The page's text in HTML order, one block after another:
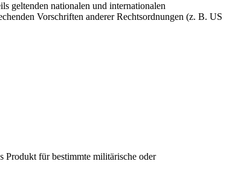
geltenden nationalen und internationalen
Vorschriften anderer Rechtsordnungen (z. B. US
Produkt für bestimmte militärische oder